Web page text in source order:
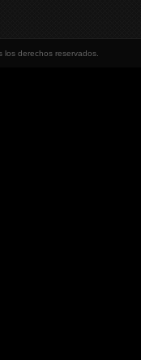
los derechos reservados.